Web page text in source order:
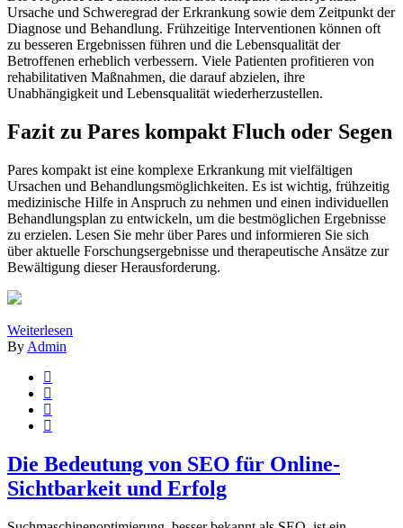
Ursache und Schweregrad der Erkrankung sowie dem Zeitpunkt der
Diagnose und Behandlung. Frühzeitige Interventionen können oft
zu besseren Ergebnissen führen und die Lebensqualität der
Betroffenen erheblich verbessern. Viele Patienten profitieren von
rehabilitativen Maßnahmen, die darauf abzielen, ihre
Unabhängigkeit und Lebensqualität wiederherzustellen.
Fazit zu Pares kompakt Fluch oder Segen
Pares kompakt ist eine komplexe Erkrankung mit vielfältigen
Ursachen und Behandlungsmöglichkeiten. Es ist wichtig, frühzeitig
medizinische Hilfe in Anspruch zu nehmen und einen individuellen
Behandlungsplan zu entwickeln, um die bestmöglichen Ergebnisse
zu erzielen. Lesen Sie mehr über Pares und informieren Sie sich
über aktuelle Forschungsergebnisse und therapeutische Ansätze zur
Bewältigung dieser Herausforderung.
Weiterlesen
By Admin
Die Bedeutung von SEO für Online-
Sichtbarkeit und Erfolg